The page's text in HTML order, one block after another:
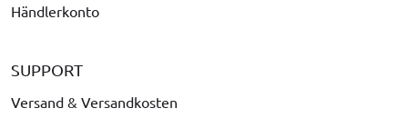
Händlerkonto
SUPPORT
Versand & Versandkosten